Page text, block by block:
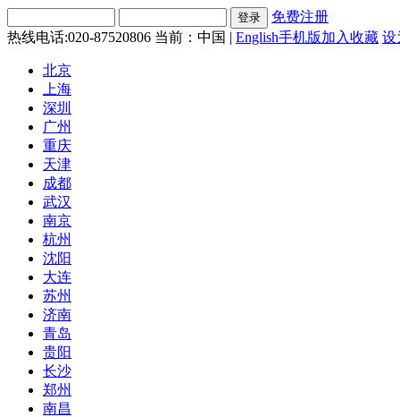
免费注册
热线电话:020-87520806 当前：中国 | English手机版加入收藏 设
北京
上海
深圳
广州
重庆
天津
成都
武汉
南京
杭州
沈阳
大连
苏州
济南
青岛
贵阳
长沙
郑州
南昌